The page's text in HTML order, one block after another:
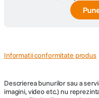
Informatii conformitate produs
Descrierea bunurilor sau a
imagini, video etc.) nu